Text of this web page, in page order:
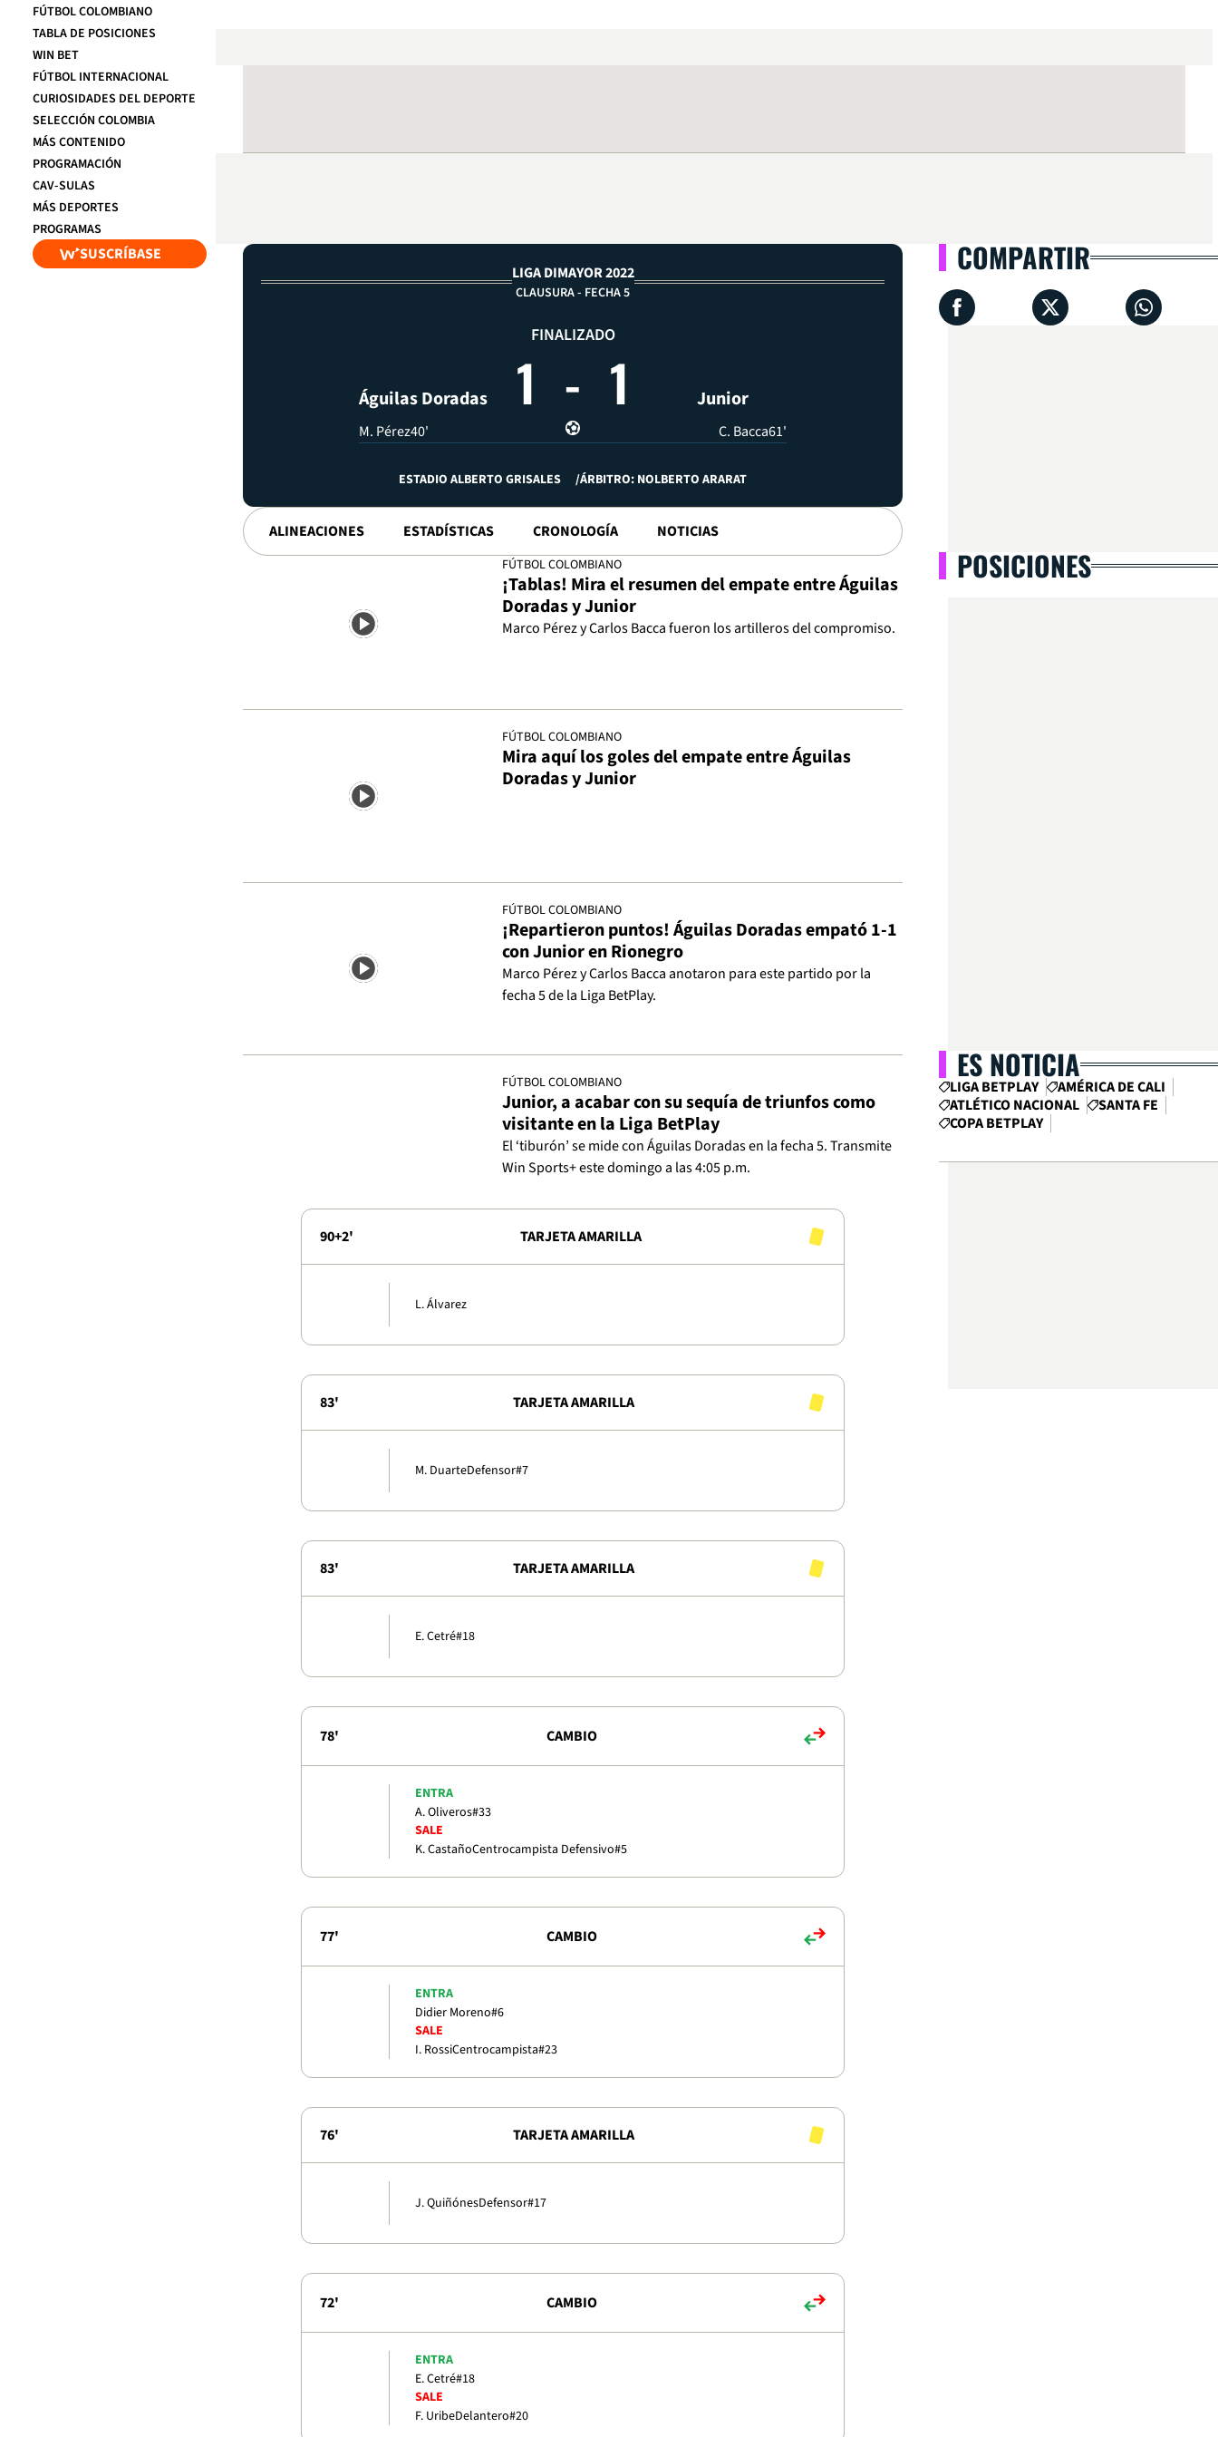
FÚTBOL COLOMBIANO
TABLA DE POSICIONES
WIN BET
FÚTBOL INTERNACIONAL
CURIOSIDADES DEL DEPORTE
SELECCIÓN COLOMBIA
MÁS CONTENIDO
PROGRAMACIÓN
CAV-SULAS
MÁS DEPORTES
PROGRAMAS
SUSCRÍBASE
LIGA DIMAYOR 2022
CLAUSURA - FECHA 5
Águilas Doradas
FINALIZADO
1 - 1 Junior
M. Pérez40' C. Bacca61'
ESTADIO ALBERTO GRISALES ÁRBITRO: NOLBERTO ARARAT
ALINEACIONES ESTADÍSTICAS CRONOLOGÍA NOTICIAS
FÚTBOL COLOMBIANO
¡Tablas! Mira el resumen del empate entre Águilas
Doradas y Junior
Marco Pérez y Carlos Bacca fueron los artilleros del compromiso.
FÚTBOL COLOMBIANO
Mira aquí los goles del empate entre Águilas
Doradas y Junior
FÚTBOL COLOMBIANO
¡Repartieron puntos! Águilas Doradas empató 1-1
con Junior en Rionegro
Marco Pérez y Carlos Bacca anotaron para este partido por la
fecha 5 de la Liga BetPlay.
FÚTBOL COLOMBIANO
Junior, a acabar con su sequía de triunfos como
visitante en la Liga BetPlay
El ‘tiburón’ se mide con Águilas Doradas en la fecha 5. Transmite
Win Sports+ este domingo a las 4:05 p.m.
90+2' TARJETA AMARILLA
L. Álvarez
83' TARJETA AMARILLA
M. DuarteDefensor#7
83' TARJETA AMARILLA
E. Cetré#18
78' CAMBIO
ENTRA
A. Oliveros#33
SALE
K. CastañoCentrocampista Defensivo#5
77' CAMBIO
ENTRA
Didier Moreno#6
SALE
I. RossiCentrocampista#23
76' TARJETA AMARILLA
J. QuiñónesDefensor#17
72' CAMBIO
ENTRA
E. Cetré#18
SALE
F. UribeDelantero#20
COMPARTIR
POSICIONES
ES NOTICIA
LIGA BETPLAY
AMÉRICA DE CALI
ATLÉTICO NACIONAL
SANTA FE
COPA BETPLAY